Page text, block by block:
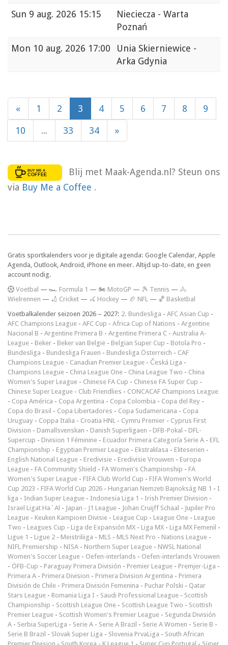
Sun 9 aug. 2026 15:15
Nieciecza - Warta
Poznań
Mon 10 aug. 2026 17:00
Unia Skierniewice -
Arka Gdynia
« 1 2 3 4 5 6 7 8 9
10 ... 33 34 »
Blij met Maak-Agenda.nl? Steun ons
via Buy Me a Coffee .
Gratis sportkalenders voor je digitale agenda: Google Calendar, Apple
Agenda, Outlook, Android, iPhone en meer. Altijd up-to-date, en geen
account nodig.
Voetbal — 🏎️ Formula 1 — 🏍 MotoGP — 🎾 Tennis — 🚴
Wielrennen — 🏏 Cricket — 🏑 Hockey — 🏈 NFL — 🏀 Basketbal
Voetbalkalender seizoen 2026 – 2027: 2. Bundesliga - AFC Asian Cup -
AFC Champions League - AFC Cup - Africa Cup of Nations - Argentine
Nacional B - Argentine Primera B - Argentine Primera C - Australia A-
League - Beker - Beker van België - Belgian Super Cup - Botola Pro -
Bundesliga - Bundesliga Frauen - Bundesliga Österreich - CAF
Champions League - Canadian Premier League - Česká Liga -
Champions League - China League One - China League Two - China
Women's Super League - Chinese FA Cup - Chinese FA Super Cup -
Chinese Super League - Club Friendlies - CONCACAF Champions League
- Copa América - Copa Argentina - Copa Colombia - Copa del Rey -
Copa do Brasil - Copa Libertadores - Copa Sudamericana - Copa
Uruguay - Coppa Italia - Croatia HNL - Cymru Premier - Cyprus First
Division - Damallsvenskan - Danish Superligaen - DFB-Pokal - DFL-
Supercup - Division 1 Féminine - Ecuador Primera Categoría Serie A - EFL
Championship - Egyptian Premier League - Ekstraklasa - Eliteserien -
English National League - Eredivisie - Eredivisie Vrouwen - Europa
League - FA Community Shield - FA Women's Championship - FA
Women's Super League - FIFA Club World Cup - FIFA Women's World
Cup 2023 - FIFA World Cup 2026 - Hungarian Nemzeti Bajnokság NB 1 - I
liga - Indian Super League - Indonesia Liga 1 - Irish Premier Division -
Israel Ligat Ha`Al - Japan - J1 League - Johan Cruijff Schaal - Jupiler Pro
League - Keuken Kampioen Divisie - League Cup - League One - League
Two - Leagues Cup - Liga de Expansión MX - Liga MX - Liga MX Femenil -
Ligue 1 - Ligue 2 - Meistriliiga - MLS - MLS Next Pro - Nations League -
NIFL Premiership - NISA - Northern Super League - NWSL National
Women's Soccer League - Oefen-interlands - Oefen-interlands Vrouwen
- ÖFB-Cup - Paraguay Primera División - Premier League - Premjer-Liga -
Primera A - Primera Division - Primera Division Argentina - Primera
División de Chile - Primera División Femenina - Puchar Polski - Qatar
Stars League - Romania Liga I - Saudi Professional League - Scottish
Championship - Scottish League One - Scottish League Two - Scottish
Premier League - Scottish Women's Premier League - Segunda División
A - Serbia SuperLiga - Serie A - Serie A Brazil - Serie A Women - Serie B -
Serie B Brazil - Slovak Super Liga - Slovenia PrvaLiga - South African